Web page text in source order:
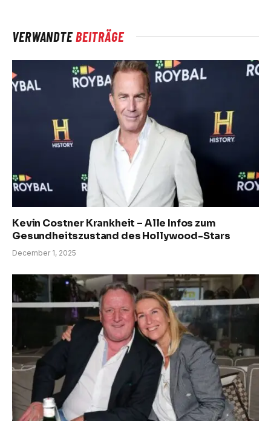
VERWANDTEBEITRÄGE
Kevin Costner Krankheit – Alle Infos zum
Gesundheitszustand des Hollywood-Stars
December 1, 2025